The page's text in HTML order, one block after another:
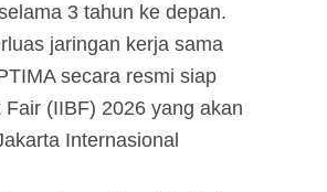
3 tahun ke depan.
jaringan kerja sama
secara resmi siap
(IIBF) 2026 yang akan
Internasional